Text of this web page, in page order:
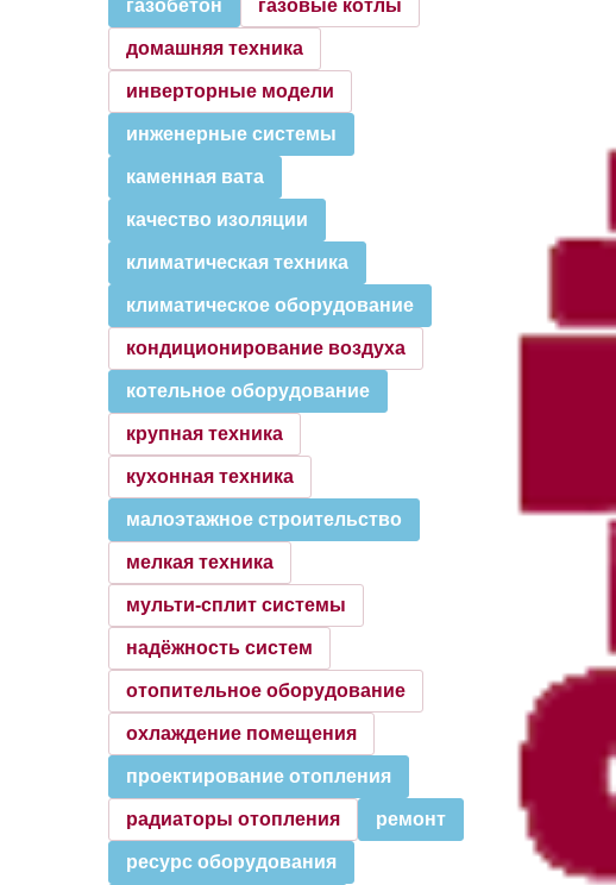
газобетон газовые котлы
домашняя техника
инверторные модели
инженерные системы
каменная вата
качество изоляции
климатическая техника
климатическое оборудование
кондиционирование воздуха
котельное оборудование
крупная техника
кухонная техника
малоэтажное строительство
мелкая техника
мульти-сплит системы
надёжность систем
отопительное оборудование
охлаждение помещения
проектирование отопления
радиаторы отопления ремонт
ресурс оборудования